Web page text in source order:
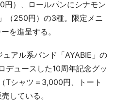
円）、ロールパンにシナモン
（250円）の3種。限定メニ
を進呈する。
アル系バンド「AYABIE」の
デュースした10周年記念グッ
Tシャツ＝3,000円、トート
している。